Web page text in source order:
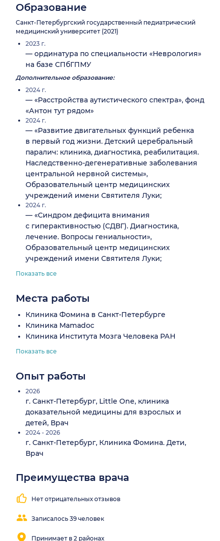
Образование
Санкт-Петербургский государственный педиатрический
медицинский университет (2021)
2023 г.
— ординатура по специальности «Неврология»
на базе СПбГПМУ
Дополнительное образование:
2024 г.
— «Расстройства аутистического спектра», фонд
«Антон тут рядом»
2024 г.
— «Развитие двигательных функций ребенка
в первый год жизни. Детский церебральный
паралич: клиника, диагностика, реабилитация.
Наследственно-дегенеративные заболевания
центральной нервной системы»,
Образовательный центр медицинских
учреждений имени Святителя Луки;
2024 г.
— «Синдром дефицита внимания
с гиперактивностью (СДВГ). Диагностика,
лечение. Вопросы гениальности»,
Образовательный центр медицинских
учреждений имени Святителя Луки;
Показать все
Места работы
Клиника Фомина в Санкт-Петербурге
Клиника Mamadoc
Клиника Института Мозга Человека РАН
Показать все
Опыт работы
2026
г. Санкт-Петербург, Little One, клиника
доказательной медицины для взрослых и
детей, Врач
2024 - 2026
г. Санкт-Петербург, Клиника Фомина. Дети,
Врач
Преимущества врача
Нет отрицательных отзывов
Записалось 39 человек
Принимает в 2 районах
осмотр
объяснения
Находит
пациентом